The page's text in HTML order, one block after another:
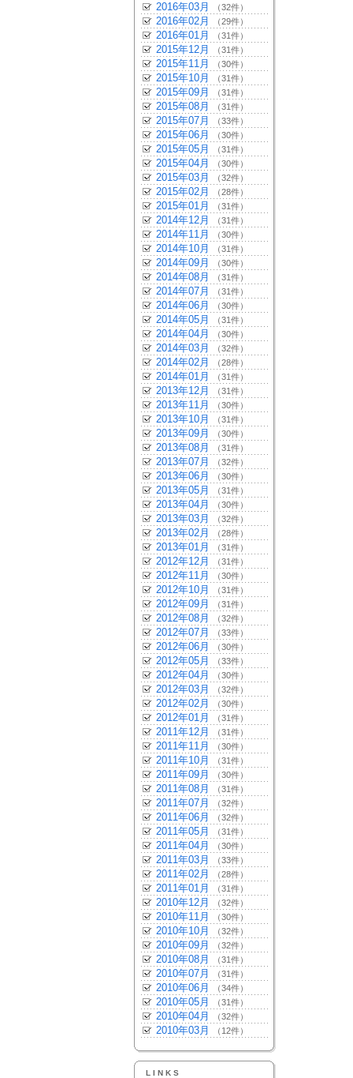
2016年03月 （32件）
2016年02月 （29件）
2016年01月 （31件）
2015年12月 （31件）
2015年11月 （30件）
2015年10月 （31件）
2015年09月 （31件）
2015年08月 （31件）
2015年07月 （33件）
2015年06月 （30件）
2015年05月 （31件）
2015年04月 （30件）
2015年03月 （32件）
2015年02月 （28件）
2015年01月 （31件）
2014年12月 （31件）
2014年11月 （30件）
2014年10月 （31件）
2014年09月 （30件）
2014年08月 （31件）
2014年07月 （31件）
2014年06月 （30件）
2014年05月 （31件）
2014年04月 （30件）
2014年03月 （32件）
2014年02月 （28件）
2014年01月 （31件）
2013年12月 （31件）
2013年11月 （30件）
2013年10月 （31件）
2013年09月 （30件）
2013年08月 （31件）
2013年07月 （32件）
2013年06月 （30件）
2013年05月 （31件）
2013年04月 （30件）
2013年03月 （32件）
2013年02月 （28件）
2013年01月 （31件）
2012年12月 （31件）
2012年11月 （30件）
2012年10月 （31件）
2012年09月 （31件）
2012年08月 （32件）
2012年07月 （33件）
2012年06月 （30件）
2012年05月 （33件）
2012年04月 （30件）
2012年03月 （32件）
2012年02月 （30件）
2012年01月 （31件）
2011年12月 （31件）
2011年11月 （30件）
2011年10月 （31件）
2011年09月 （30件）
2011年08月 （31件）
2011年07月 （32件）
2011年06月 （32件）
2011年05月 （31件）
2011年04月 （30件）
2011年03月 （33件）
2011年02月 （28件）
2011年01月 （31件）
2010年12月 （32件）
2010年11月 （30件）
2010年10月 （32件）
2010年09月 （32件）
2010年08月 （31件）
2010年07月 （31件）
2010年06月 （34件）
2010年05月 （31件）
2010年04月 （32件）
2010年03月 （12件）
LINKS